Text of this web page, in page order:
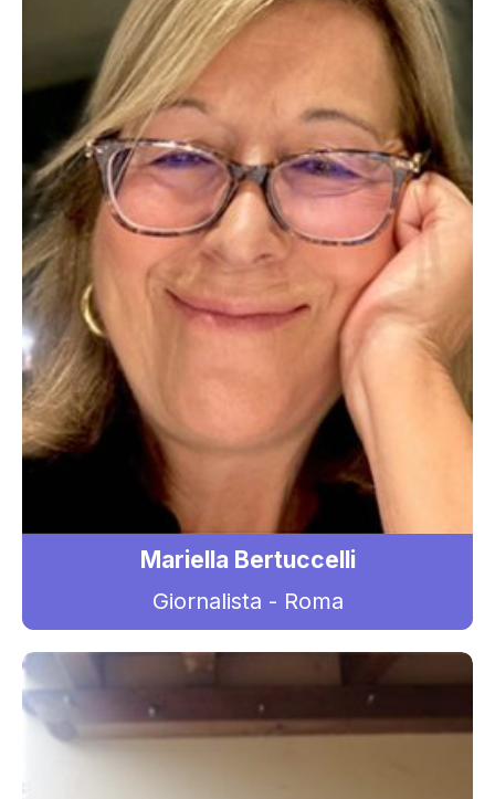
Mariella Bertuccelli
Giornalista - Roma